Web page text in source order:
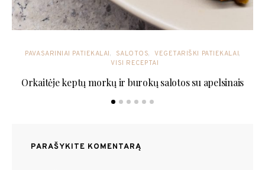
PAVASARINIAI PATIEKALAI SALOTOS
VEGETARIŠKI PATIEKALAI
VISI RECEPTAI
Orkaitėje keptų morkų ir burokų salotos su apelsinais
PARAŠYKITE KOMENTARĄ